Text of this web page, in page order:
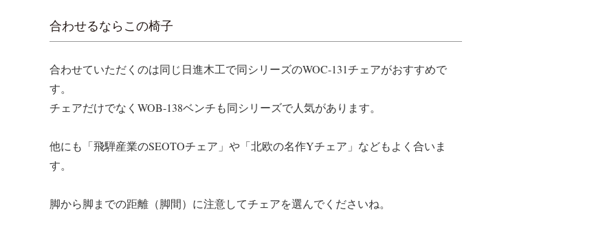
合わせるならこの椅子
合わせていただくのは同じ日進木工で同シリーズのWOC-131チェアがおすすめで
す。
チェアだけでなくWOB-138ベンチも同シリーズで人気があります。
他にも「飛騨産業のSEOTOチェア」や「北欧の名作Yチェア」などもよく合いま
す。
脚から脚までの距離（脚間）に注意してチェアを選んでくださいね。